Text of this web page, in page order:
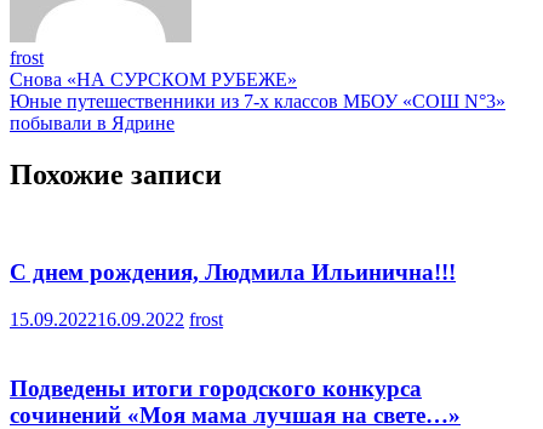
frost
Навигация
по
Снова «НА СУРСКОМ РУБЕЖЕ»
Юные путешественники из 7-х классов МБОУ «СОШ N°3»
побывали в Ядрине
Похожие записи
С днем рождения, Людмила Ильинична!!!
15.09.202216.09.2022 frost
Подведены итоги городского конкурса
сочинений «Моя мама лучшая на свете…»